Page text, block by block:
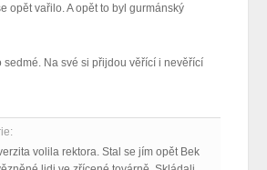
opět vařilo. A opět to byl gurmánský
sedmé. Na své si přijdou věřící i nevěřící
volila rektora. Stal se jím opět Bek